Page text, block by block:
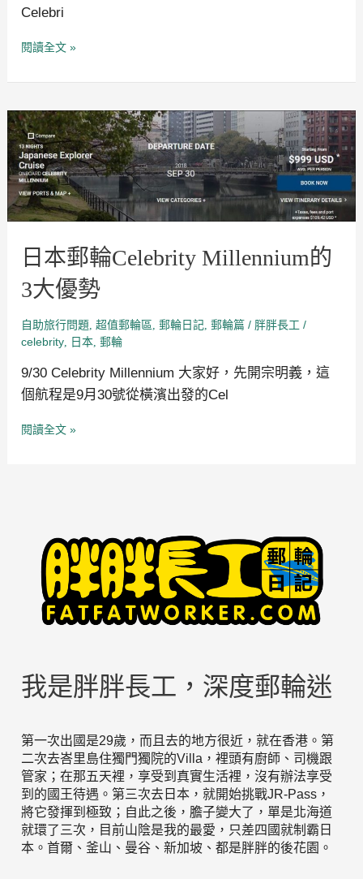
Celebri
閱讀全文 »
日本郵輪Celebrity Millennium的
3大優勢
自助旅行問題,超值郵輪區,郵輪日記,郵輪篇 / 胖胖長工/
celebrity, 日本,郵輪
9/30 Celebrity Millennium 大家好，先開宗明義，這
個航程是9月30號從橫濱出發的Cel
日
本
郵
輪
Celebrity
Millennium
的
3
勢
閱讀全文 »
我是胖胖長工，深度郵輪迷
第一次出國是29歲，而且去的地方很近，就在香港。第
二次去峇里島住獨門獨院的Villa，裡頭有廚師、司機跟
管家；在那五天裡，享受到真實生活裡，沒有辦法享受
到的國王待遇。第三次去日本，就開始挑戰JR-Pass，
將它發揮到極致；自此之後，膽子變大了，單是北海道
就環了三次，目前山陰是我的最愛，只差四國就制霸日
本。首爾、釜山、曼谷、新加坡、都是胖胖的後花園。